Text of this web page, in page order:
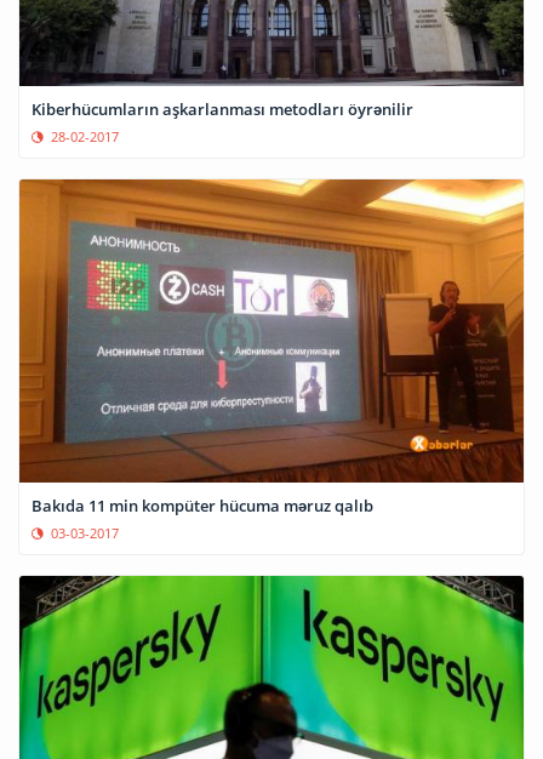
Kiberhücumların aşkarlanması metodları öyrənilir
28-02-2017
Bakıda 11 min kompüter hücuma məruz qalıb
03-03-2017